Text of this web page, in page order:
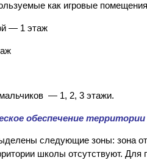
как игровые
— 1 этаж
— 1, 2, 3 этажи.
обеспечение
следующие зоны: зона
школы отсутствуют. Для